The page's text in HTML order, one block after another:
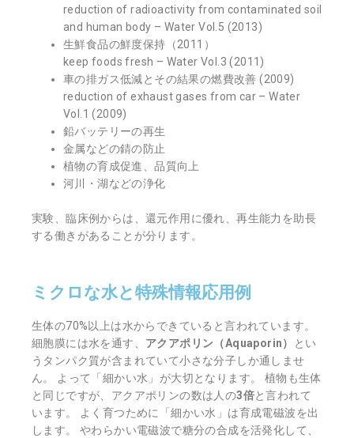
reduction of radioactivity from contaminated soil
and human body – Water Vol.5 (2013)
生鮮食品の鮮度保持（2011）
keep foods fresh – Water Vol.3 (2011)
車の排ガス低減とその結果の燃費改善 (2009)
reduction of exhaust gases from car – Water
Vol.1 (2009)
鉛バッテリーの再生
金属などの錆の防止
植物の育成促進、品質向上
河川・湖などの浄化
実験、臨床例からは、還元作用に優れ、再生能力を助長
する働きがあることが分ります。
ミクロな水と特殊情報応用例
生体の70%以上は水からできていると言われています。
細胞膜には水を通す、 アクアポリン（Aquaporin）
とい
うタンパク質が含まれていて小さな分子しか通しませ
ん。 よって「細かい水」が大切となります。 植物も生体
と同じですが、アクアポリンの数は人の3倍と言われて
います。 よく育つために「細かい水」は育成電磁波を出
します。 やわらかい電磁波で糖分の合成を活発化して、